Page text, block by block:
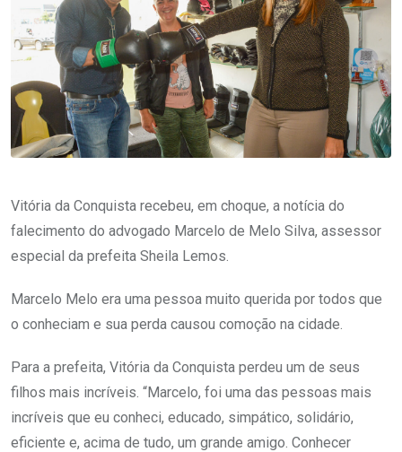
Vitória da Conquista recebeu, em choque, a notícia do
falecimento do advogado Marcelo de Melo Silva, assessor
especial da prefeita Sheila Lemos.
Marcelo Melo era uma pessoa muito querida por todos que
o conheciam e sua perda causou comoção na cidade.
Para a prefeita, Vitória da Conquista perdeu um de seus
filhos mais incríveis. “Marcelo, foi uma das pessoas mais
incríveis que eu conheci, educado, simpático, solidário,
eficiente e, acima de tudo, um grande amigo. Conhecer